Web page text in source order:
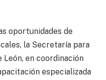
oportunidades de
la Secretaría para
León, en coordinación
especializada